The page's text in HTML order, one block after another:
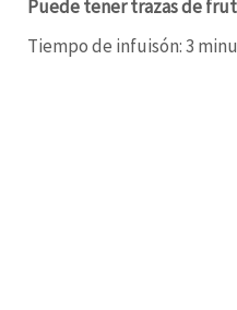
Puede tener trazas de
Tiempo de infuisón: 3